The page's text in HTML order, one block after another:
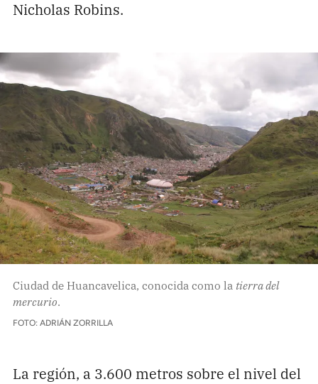
Nicholas Robins.
Ciudad de Huancavelica, conocida como la tierra del
mercurio.
FOTO: ADRIÁN ZORRILLA
La región, a 3.600 metros sobre el nivel del